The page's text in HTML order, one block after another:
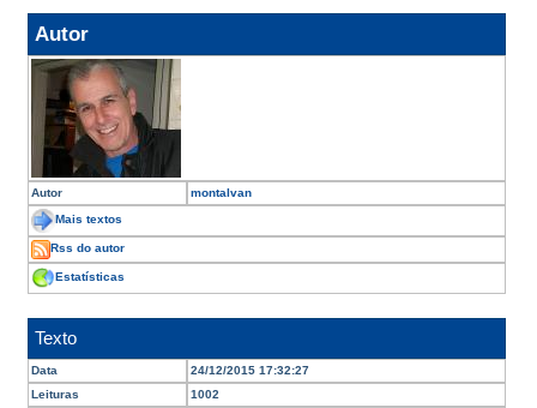
Autor
Autor montalvan
Mais textos
Rss do autor
Estatísticas
Texto
Data
24/12/2015 17:32:27
Leituras
1002